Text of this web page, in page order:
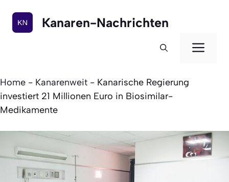
Inhalt
springen
Kanaren-Nachrichten
Home - Kanarenweit - Kanarische Regierung
investiert 21 Millionen Euro in Biosimilar-
Medikamente